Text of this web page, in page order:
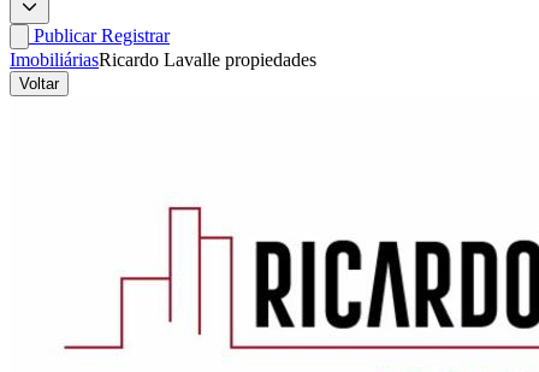
PublicarRegistrar
ImobiliáriasRicardo Lavalle propiedades
Voltar